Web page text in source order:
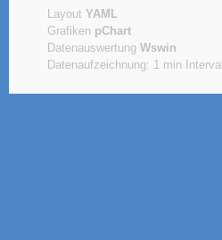
LayoutYAML
Grafiken pChart
DatenauswertungWswin
Datenaufzeichnung: 1 min Intervall